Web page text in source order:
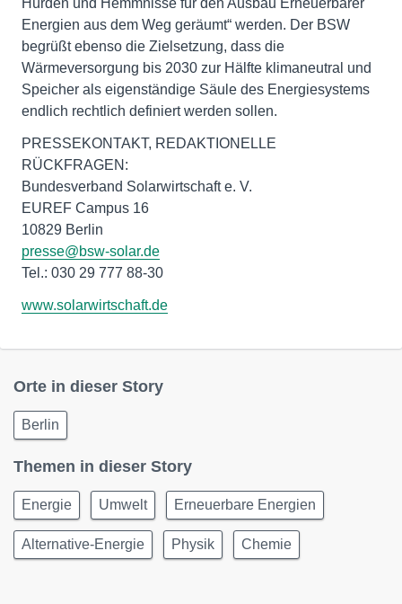
Hürden und Hemmnisse für den Ausbau Erneuerbarer
Energien aus dem Weg geräumt“ werden. Der BSW
begrüßt ebenso die Zielsetzung, dass die
Wärmeversorgung bis 2030 zur Hälfte klimaneutral und
Speicher als eigenständige Säule des Energiesystems
endlich rechtlich definiert werden sollen.
PRESSEKONTAKT, REDAKTIONELLE
RÜCKFRAGEN:
Bundesverband Solarwirtschaft e. V.
EUREF Campus 16
10829 Berlin
presse@bsw-solar.de
Tel.: 030 29 777 88-30
www.solarwirtschaft.de
Orte in dieser Story
Berlin
Themen in dieser Story
Energie Umwelt Erneuerbare Energien
Alternative-Energie Physik Chemie